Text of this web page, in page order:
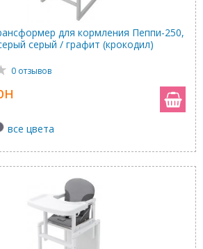
для кормления Пеппи-250,
серый / графит (крокодил)
0 отзывов
все цвета